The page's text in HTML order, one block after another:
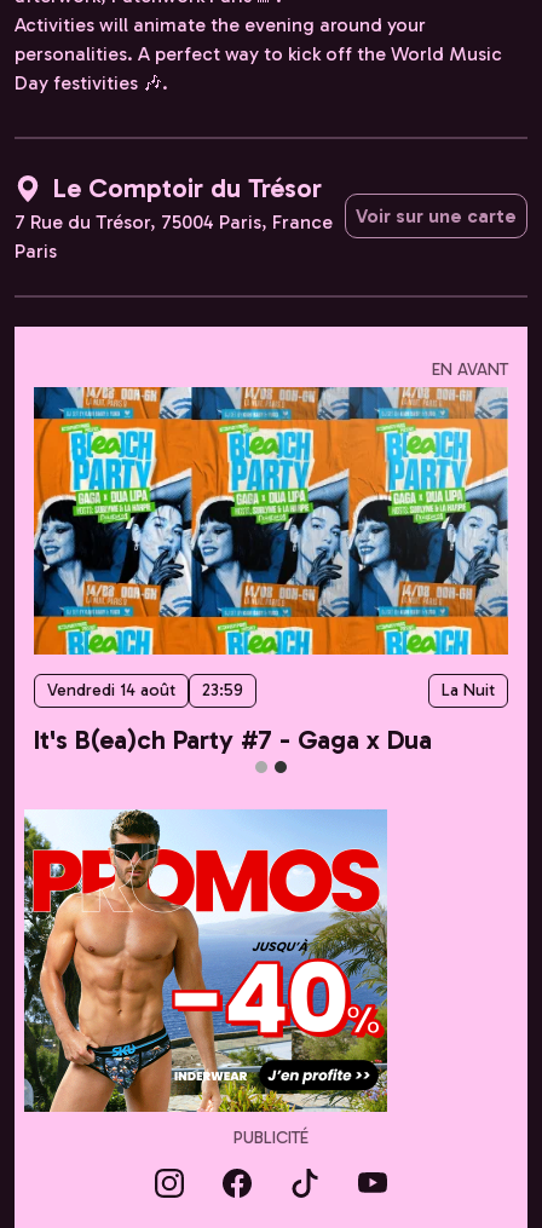
Activities will animate the evening around your
personalities. A perfect way to kick off the World Music
Day festivities 🎶.
Le Comptoir du Trésor
7 Rue du Trésor, 75004 Paris, France
Paris
Voir sur une carte
EN AVANT
Vendredi 14 août 23:59 La Nuit
It's B(ea)ch Party #7 - Gaga x Dua
PUBLICITÉ